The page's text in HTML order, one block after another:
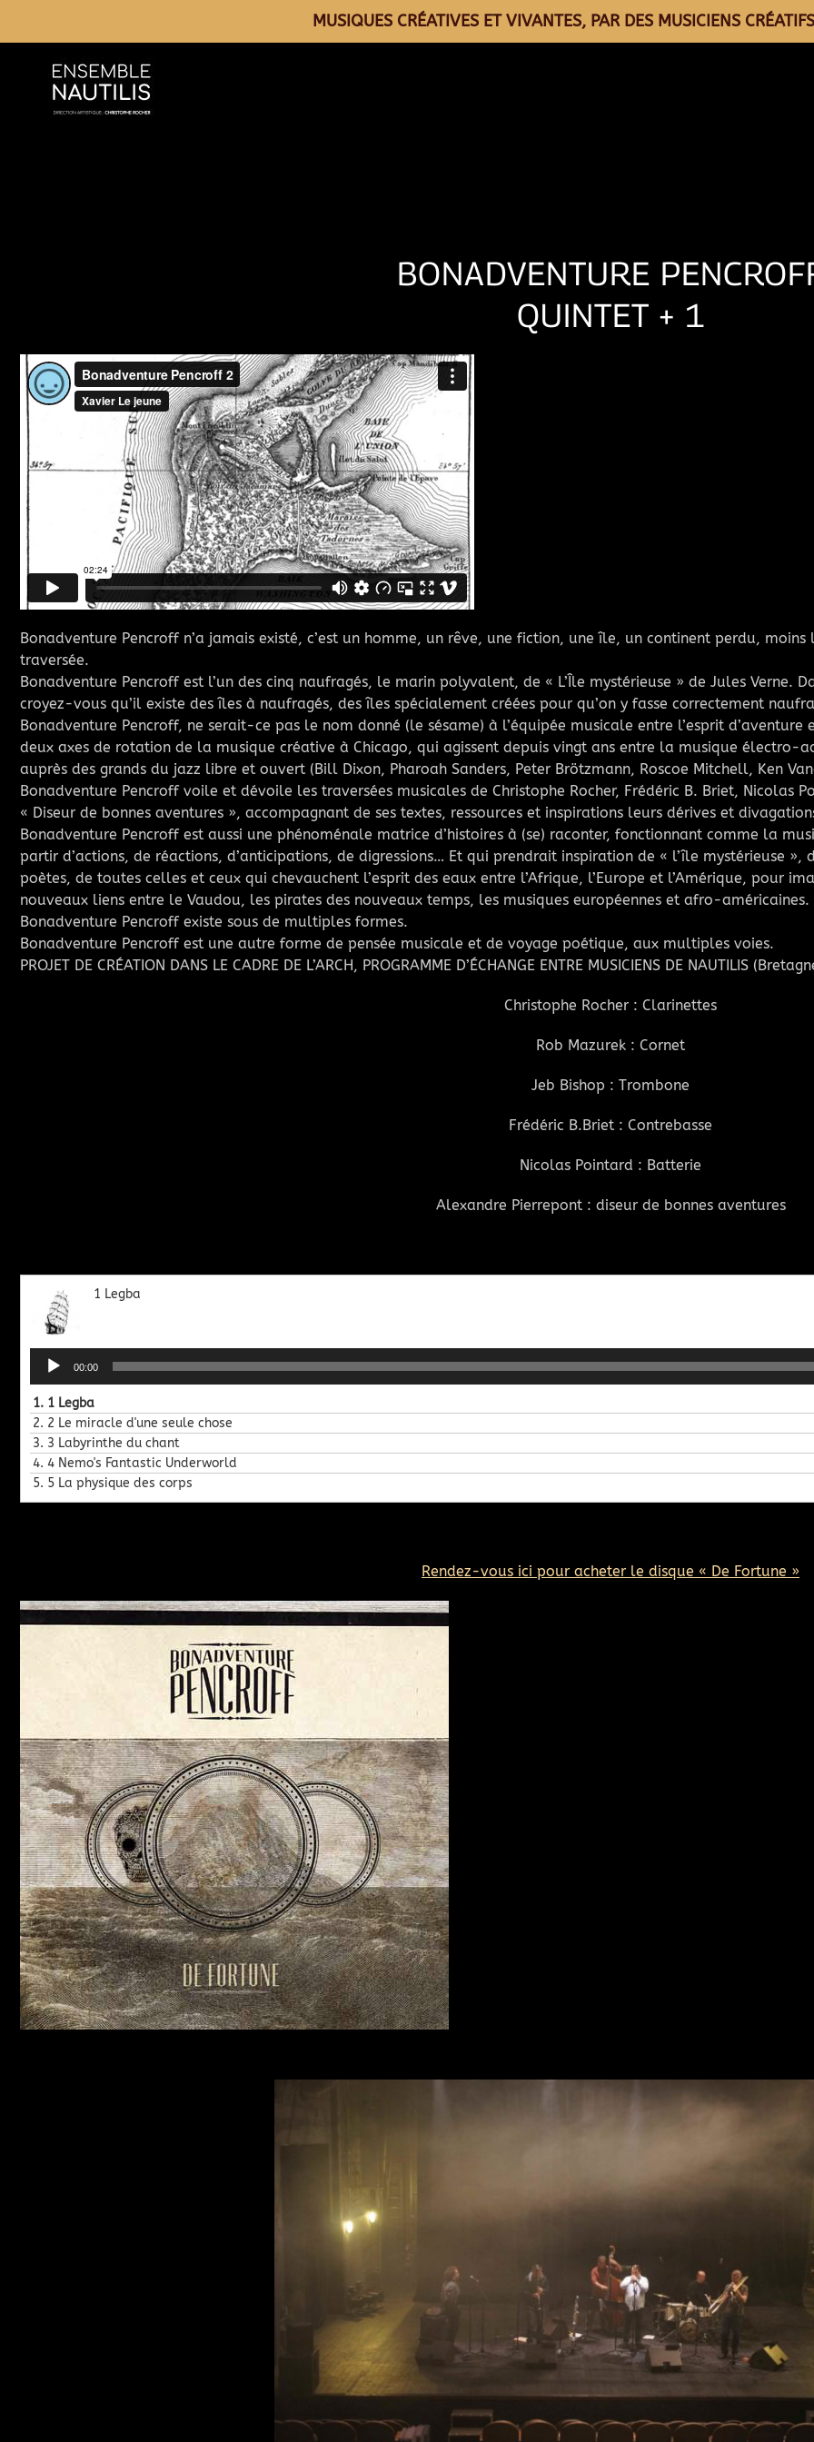
MUSIQUES CRÉATIVES ET VIVANTES, PAR DES MUSICIENS
BONADVENTURE
QUINTET + 1
Bonadventure Pencroff n’a jamais existé, c’est un homme, un rêve, une fiction, une île, un continent perdu, moins
traversée.
Bonadventure Pencroff est l’un des cinq naufragés, le marin polyvalent, de « L’Île mystérieuse » de Jules Verne.
croyez-vous qu’il existe des îles à naufragés, des îles spécialement créées pour qu’on y fasse correctement
Bonadventure Pencroff, ne serait-ce pas le nom donné (le sésame) à l’équipée musicale entre l’esprit
deux axes de rotation de la musique créative à Chicago, qui agissent depuis vingt ans entre la musique électro-
auprès des grands du jazz libre et ouvert (Bill Dixon, Pharoah Sanders, Peter Brötzmann, Roscoe Mitchell, Ken
Bonadventure Pencroff voile et dévoile les traversées musicales de Christophe Rocher, Frédéric B. Briet, Nicolas
« Diseur de bonnes aventures », accompagnant de ses textes, ressources et inspirations leurs dérives et
Bonadventure Pencroff est aussi une phénoménale matrice d’histoires à (se) raconter, fonctionnant comme la
partir d’actions, de réactions, d’anticipations, de digressions… Et qui prendrait inspiration de « l’île mystérieuse
poètes, de toutes celles et ceux qui chevauchent l’esprit des eaux entre l’Afrique, l’Europe et l’Amérique, pour
nouveaux liens entre le Vaudou, les pirates des nouveaux temps, les musiques européennes et afro-américaines.
Bonadventure Pencroff existe sous de multiples formes.
Bonadventure Pencroff est une autre forme de pensée musicale et de voyage poétique, aux multiples voies.
PROJET DE CRÉATION DANS LE CADRE DE L’ARCH, PROGRAMME D’ÉCHANGE ENTRE MUSICIENS DE NAUTILIS
Christophe Rocher : Clarinettes
Rob Mazurek : Cornet
Jeb Bishop : Trombone
Frédéric B.Briet : Contrebasse
Nicolas Pointard : Batterie
Alexandre Pierrepont : diseur de bonnes aventures
1 Legba
Lecteur
audio
00:00
1. 1 Legba
2. 2 Le miracle d'une seule chose
3. 3 Labyrinthe du chant
4. 4 Nemo's Fantastic Underworld
5. 5 La physique des corps
Rendez-vous ici pour acheter le disque « De Fortune »